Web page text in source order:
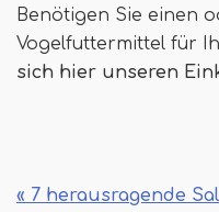
Benötigen Sie einen
Vogelfuttermittel für
sich hier unseren
« 7 herausragende